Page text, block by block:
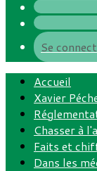
Se
Accueil
Xavier
Chasser à
Faits et
Dans les